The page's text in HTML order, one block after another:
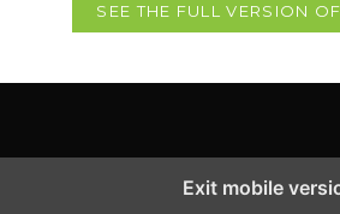
SEE THE FULL VERSION
Exit mobile